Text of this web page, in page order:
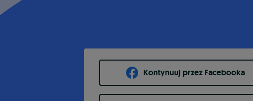
Kontynuuj przez Facebooka